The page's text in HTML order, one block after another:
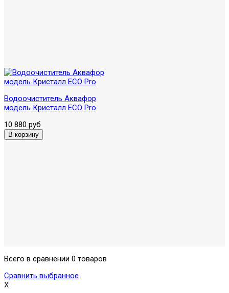
Водоочиститель Аквафор
модель Кристалл ECO Pro
10 880 руб
Всего в сравнении 0 товаров
Сравнить выбранное
X